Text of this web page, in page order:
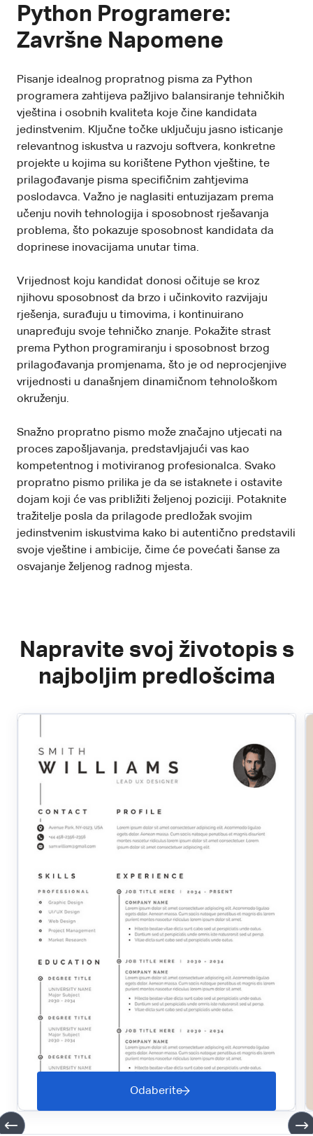
Python Programere:
Završne Napomene
Pisanje idealnog propratnog pisma za Python
programera zahtijeva pažljivo balansiranje tehničkih
vještina i osobnih kvaliteta koje čine kandidata
jedinstvenim. Ključne točke uključuju jasno isticanje
relevantnog iskustva u razvoju softvera, konkretne
projekte u kojima su korištene Python vještine, te
prilagođavanje pisma specifičnim zahtjevima
poslodavca. Važno je naglasiti entuzijazam prema
učenju novih tehnologija i sposobnost rješavanja
problema, što pokazuje sposobnost kandidata da
doprinese inovacijama unutar tima.
Vrijednost koju kandidat donosi očituje se kroz
njihovu sposobnost da brzo i učinkovito razvijaju
rješenja, surađuju u timovima, i kontinuirano
unapređuju svoje tehničko znanje. Pokažite strast
prema Python programiranju i sposobnost brzog
prilagođavanja promjenama, što je od neprocjenjive
vrijednosti u današnjem dinamičnom tehnološkom
okruženju.
Snažno propratno pismo može značajno utjecati na
proces zapošljavanja, predstavljajući vas kao
kompetentnog i motiviranog profesionalca. Svako
propratno pismo prilika je da se istaknete i ostavite
dojam koji će vas približiti željenoj poziciji. Potaknite
tražitelje posla da prilagode predložak svojim
jedinstvenim iskustvima kako bi autentično predstavili
svoje vještine i ambicije, čime će povećati šanse za
osvajanje željenog radnog mjesta.
Napravite svoj životopis s
najboljim predlošcima
Odaberite